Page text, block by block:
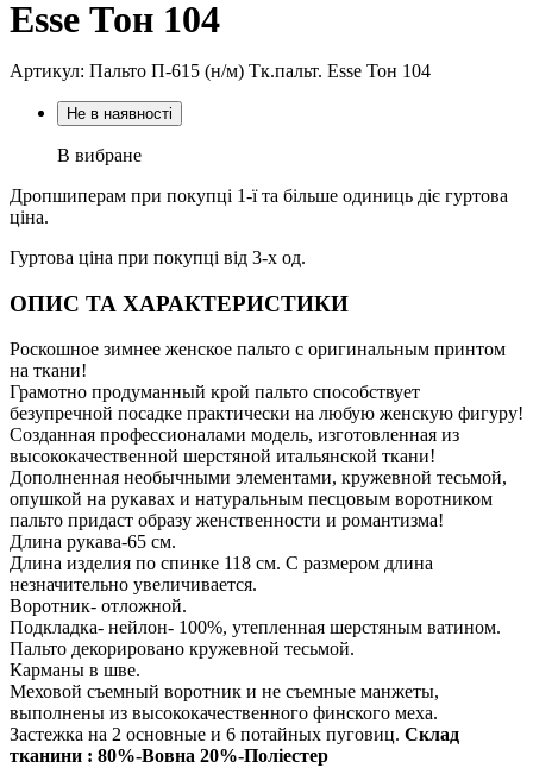
Esse Тон 104
Артикул: Пальто П-615 (н/м) Тк.пальт. Esse Тон 104
Не в наявності
В вибране
Дропшиперам при покупці 1-ї та більше одиниць діє гуртова
ціна.
Гуртова ціна при покупці від 3-х од.
ОПИС ТА ХАРАКТЕРИСТИКИ
Роскошное зимнее женское пальто с оригинальным принтом
на ткани!
Грамотно продуманный крой пальто способствует
безупречной посадке практически на любую женскую фигуру!
Созданная профессионалами модель, изготовленная из
высококачественной шерстяной итальянской ткани!
Дополненная необычными элементами, кружевной тесьмой,
опушкой на рукавах и натуральным песцовым воротником
пальто придаст образу женственности и романтизма!
Длина рукава-65 см.
Длина изделия по спинке 118 см. С размером длина
незначительно увеличивается.
Воротник- отложной.
Подкладка- нейлон- 100%, утепленная шерстяным ватином.
Пальто декорировано кружевной тесьмой.
Карманы в шве.
Меховой съемный воротник и не съемные манжеты,
выполнены из высококачественного финского меха.
Застежка на 2 основные и 6 потайных пуговиц. Склад
тканини : 80%-Вовна 20%-Поліестер